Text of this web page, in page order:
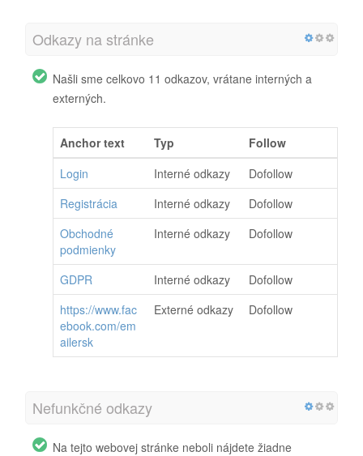
Odkazy na stránke
Našli sme celkovo 11 odkazov, vrátane interných a
externých.
Anchor text Typ
Follow
Login
Interné odkazy
Dofollow
Registrácia
Interné odkazy
Dofollow
Obchodné
podmienky
Interné odkazy Dofollow
GDPR Interné odkazy
Dofollow
https://www.fac
ebook.com/em
ailersk
Externé odkazy Dofollow
Nefunkčné odkazy
Na tejto webovej stránke neboli nájdete žiadne